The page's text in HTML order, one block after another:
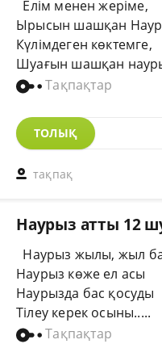
Елім менен жеріме,
Ырысын шашқан
Күлімдеген көктемге,
Шуағын шашқан
Тақпақтар
ТОЛЫҚ
тақпақ
Наурыз атты 12
Наурыз жылы, жыл
Наурыз көже ел асы
Наурызда бас қосуды
Тілеу керек осыны.....
Тақпақтар